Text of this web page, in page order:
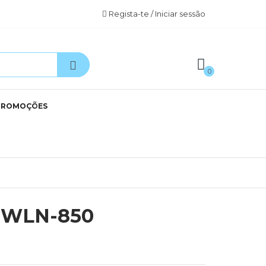
Regista-te / Iniciar sessão
0
850